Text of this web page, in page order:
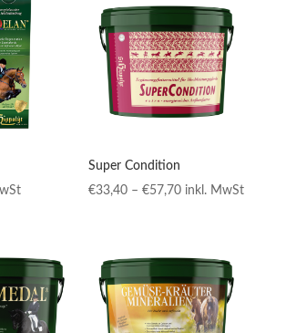
Super Condition
€33,40 –€57,70Preisspanne:
€57,70
inkl. MwSt